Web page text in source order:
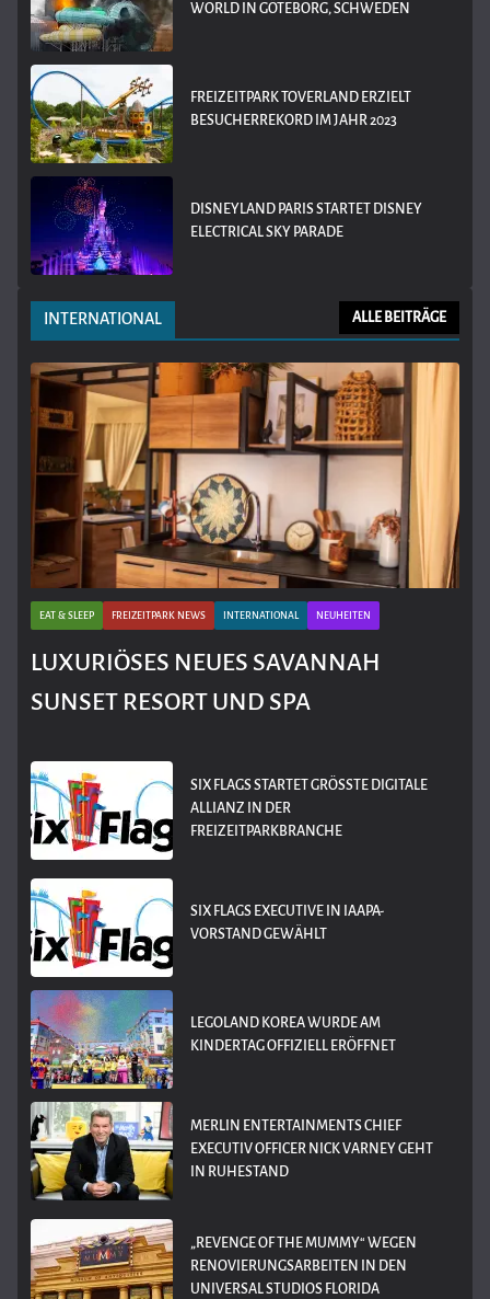
WORLD IN GÖTEBORG, SCHWEDEN
FREIZEITPARK TOVERLAND ERZIELT
BESUCHERREKORD IM JAHR 2023
DISNEYLAND PARIS STARTET DISNEY
ELECTRICAL SKY PARADE
INTERNATIONAL ALLE BEITRÄGE
EAT & SLEEP FREIZEITPARK NEWS INTERNATIONAL NEUHEITEN
LUXURIÖSES NEUES SAVANNAH
SUNSET RESORT UND SPA
SIX FLAGS STARTET GRÖSSTE DIGITALE A
LLIANZ IN DER F
REIZEITPARKBRANCHE
SIX FLAGS EXECUTIVE IN IAAPA-
VORSTAND GEWÄHLT
LEGOLAND KOREA WURDE AM
KINDERTAG OFFIZIELL ERÖFFNET
MERLIN ENTERTAINMENTS CHIEF
EXECUTIV OFFICER NICK VARNEY GEHT
IN RUHESTAND
„REVENGE OF THE MUMMY“ WEGEN
RENOVIERUNGSARBEITEN IN DEN
UNIVERSAL STUDIOS FLORIDA